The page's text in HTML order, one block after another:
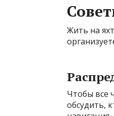
Жить на
Чтобы все
обсудить,